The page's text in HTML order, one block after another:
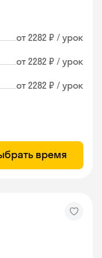
от 2282 ₽ / урок
от 2282 ₽ / урок
от 2282 ₽ / урок
время